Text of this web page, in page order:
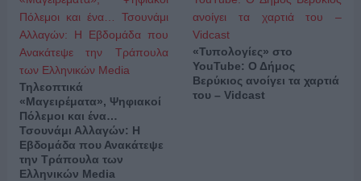
Τηλεοπτικά
«Μαγειρέματα», Ψηφιακοί
Πόλεμοι και ένα…
Τσουνάμι Αλλαγών: Η
Εβδομάδα που Ανακάτεψε
την Τράπουλα των
Ελληνικών Media
«Τυπολογίες» στο
YouTube: Ο Δήμος
Βερύκιος ανοίγει τα χαρτιά
του – Vidcast